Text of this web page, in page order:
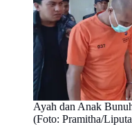
Ayah dan Anak
(Foto: Pramitha/